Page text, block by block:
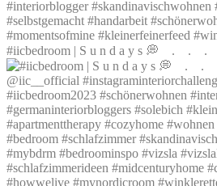
#iicbedroom | S u n d a y s 💭⠀ .⠀ .⠀ .⠀